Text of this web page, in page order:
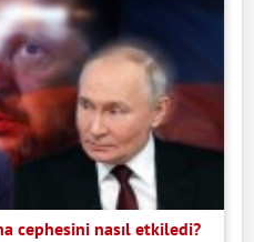
cephesini nasıl etkiledi?